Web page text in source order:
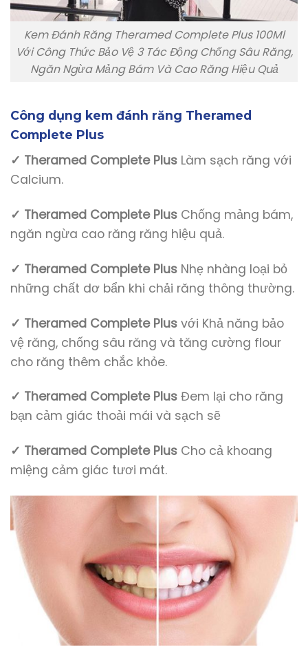
Kem Đánh Răng Theramed Complete Plus 100Ml
Với Công Thức Bảo Vệ 3 Tác Động Chống Sâu Răng,
Ngăn Ngừa Mảng Bám Và Cao Răng Hiệu Quả
Công dụng kem đánh răng Theramed
Complete Plus
✓ Theramed Complete Plus Làm sạch răng với
Calcium.
✓ Theramed Complete Plus Chống mảng bám,
ngăn ngừa cao răng răng hiệu quả.
✓ Theramed Complete Plus Nhẹ nhàng loại bỏ
những chất dơ bẩn khi chải răng thông thường.
✓ Theramed Complete Plus với Khả năng bảo
vệ răng, chống sâu răng và tăng cường flour
cho răng thêm chắc khỏe.
✓ Theramed Complete Plus Đem lại cho răng
bạn cảm giác thoải mái và sạch sẽ
✓ Theramed Complete Plus Cho cả khoang
miệng cảm giác tươi mát.